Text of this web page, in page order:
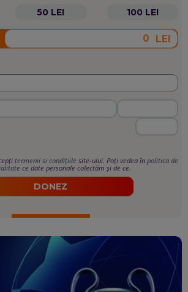
50 LEI 100 LEI
LEI
termenii si condițiile site-ului. Poți vedea în politica de
ce date personale colectăm și de ce.
DONEZ